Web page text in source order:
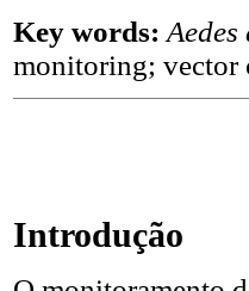
Key words:
monitoring; vector
Introdução